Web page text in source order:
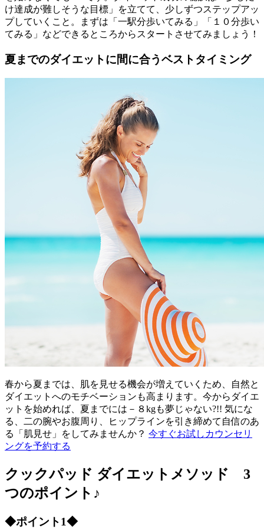
け達成が難しそうな目標」を立てて、少しずつステップアッ
プしていくこと。まずは「一駅分歩いてみる」「１０分歩い
てみる」などできるところからスタートさせてみましょう！
夏までのダイエットに間に合うベストタイミング
春から夏までは、肌を見せる機会が増えていくため、自然と
ダイエットへのモチベーションも高まります。今からダイエ
ットを始めれば、夏までには－８kgも夢じゃない?!! 気にな
る、二の腕やお腹周り、ヒップラインを引き締めて自信のあ
る「肌見せ」をしてみませんか？ 今すぐお試しカウンセリ
ングを予約する
クックパッド ダイエットメソッド 3
つのポイント♪
◆ポイント1◆